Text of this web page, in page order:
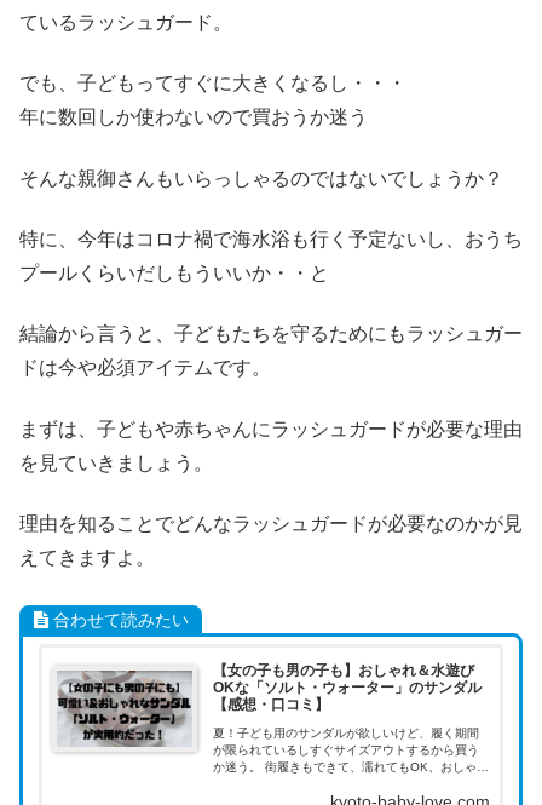
ているラッシュガード。
でも、子どもってすぐに大きくなるし・・・
年に数回しか使わないので買おうか迷う
そんな親御さんもいらっしゃるのではないでしょうか？
特に、今年はコロナ禍で海水浴も行く予定ないし、おうち
プールくらいだしもういいか・・と
結論から言うと、子どもたちを守るためにもラッシュガー
ドは今や必須アイテムです。
まずは、子どもや赤ちゃんにラッシュガードが必要な理由
を見ていきましょう。
理由を知ることでどんなラッシュガードが必要なのかが見
えてきますよ。
合わせて読みたい
【女の子も男の子も】おしゃれ＆水遊び
OKな「ソルト・ウォーター」のサンダル
【感想・口コミ】
夏！子ども用のサンダルが欲しいけど、履く期間
が限られているしすぐサイズアウトするから買う
か迷う。 街履きもできて、濡れてもOK、おしゃれ
できたらサイコー！ そんなお悩みに答えます。
kyoto-baby-love.com